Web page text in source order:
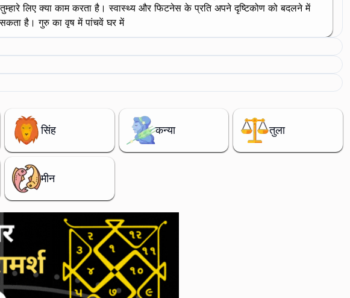
लिए क्या काम करता है। स्वास्थ्य और फिटनेस के प्रति अपने दृष्टिकोण को बदलने में
सकता है। गुरु का वृष में पांचवें घर में
सिंह कन्या तुला
मीन